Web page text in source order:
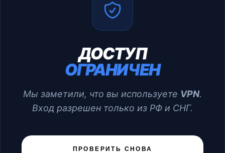
ДОСТУП
ОГРАНИЧЕН
Мы заметили, что вы используете VPN.
Вход разрешен только из РФ и СНГ.
ПРОВЕРИТЬ СНОВА